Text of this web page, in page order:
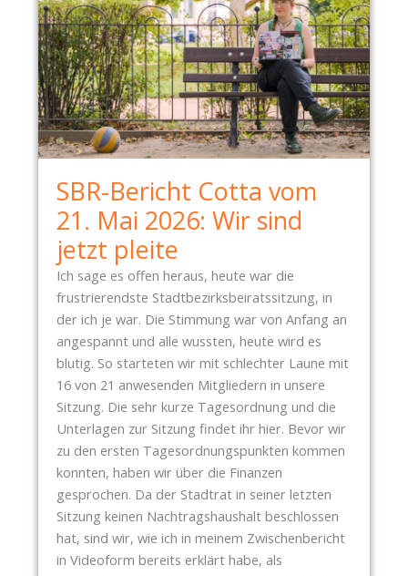
E
S
C
H
E
N
1
6
.
0
6
2
0
2
6
–
V
O
N
L
E
E
R
E
N
SBR-Bericht Cotta vom
21. Mai 2026: Wir sind
jetzt pleite
Ich sage es offen heraus, heute war die
frustrierendste Stadtbezirksbeiratssitzung, in
der ich je war. Die Stimmung war von Anfang an
angespannt und alle wussten, heute wird es
blutig. So starteten wir mit schlechter Laune mit
16 von 21 anwesenden Mitgliedern in unsere
Sitzung. Die sehr kurze Tagesordnung und die
Unterlagen zur Sitzung findet ihr hier. Bevor wir
zu den ersten Tagesordnungspunkten kommen
konnten, haben wir über die Finanzen
gesprochen. Da der Stadtrat in seiner letzten
Sitzung keinen Nachtragshaushalt beschlossen
hat, sind wir, wie ich in meinem Zwischenbericht
in Videoform bereits erklärt habe, als